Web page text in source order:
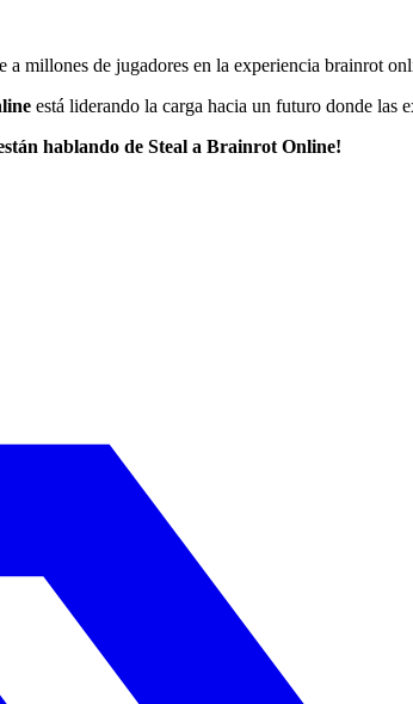
millones de jugadores en la experiencia brainrot
está liderando la carga hacia un futuro donde las
hablando de Steal a Brainrot Online!